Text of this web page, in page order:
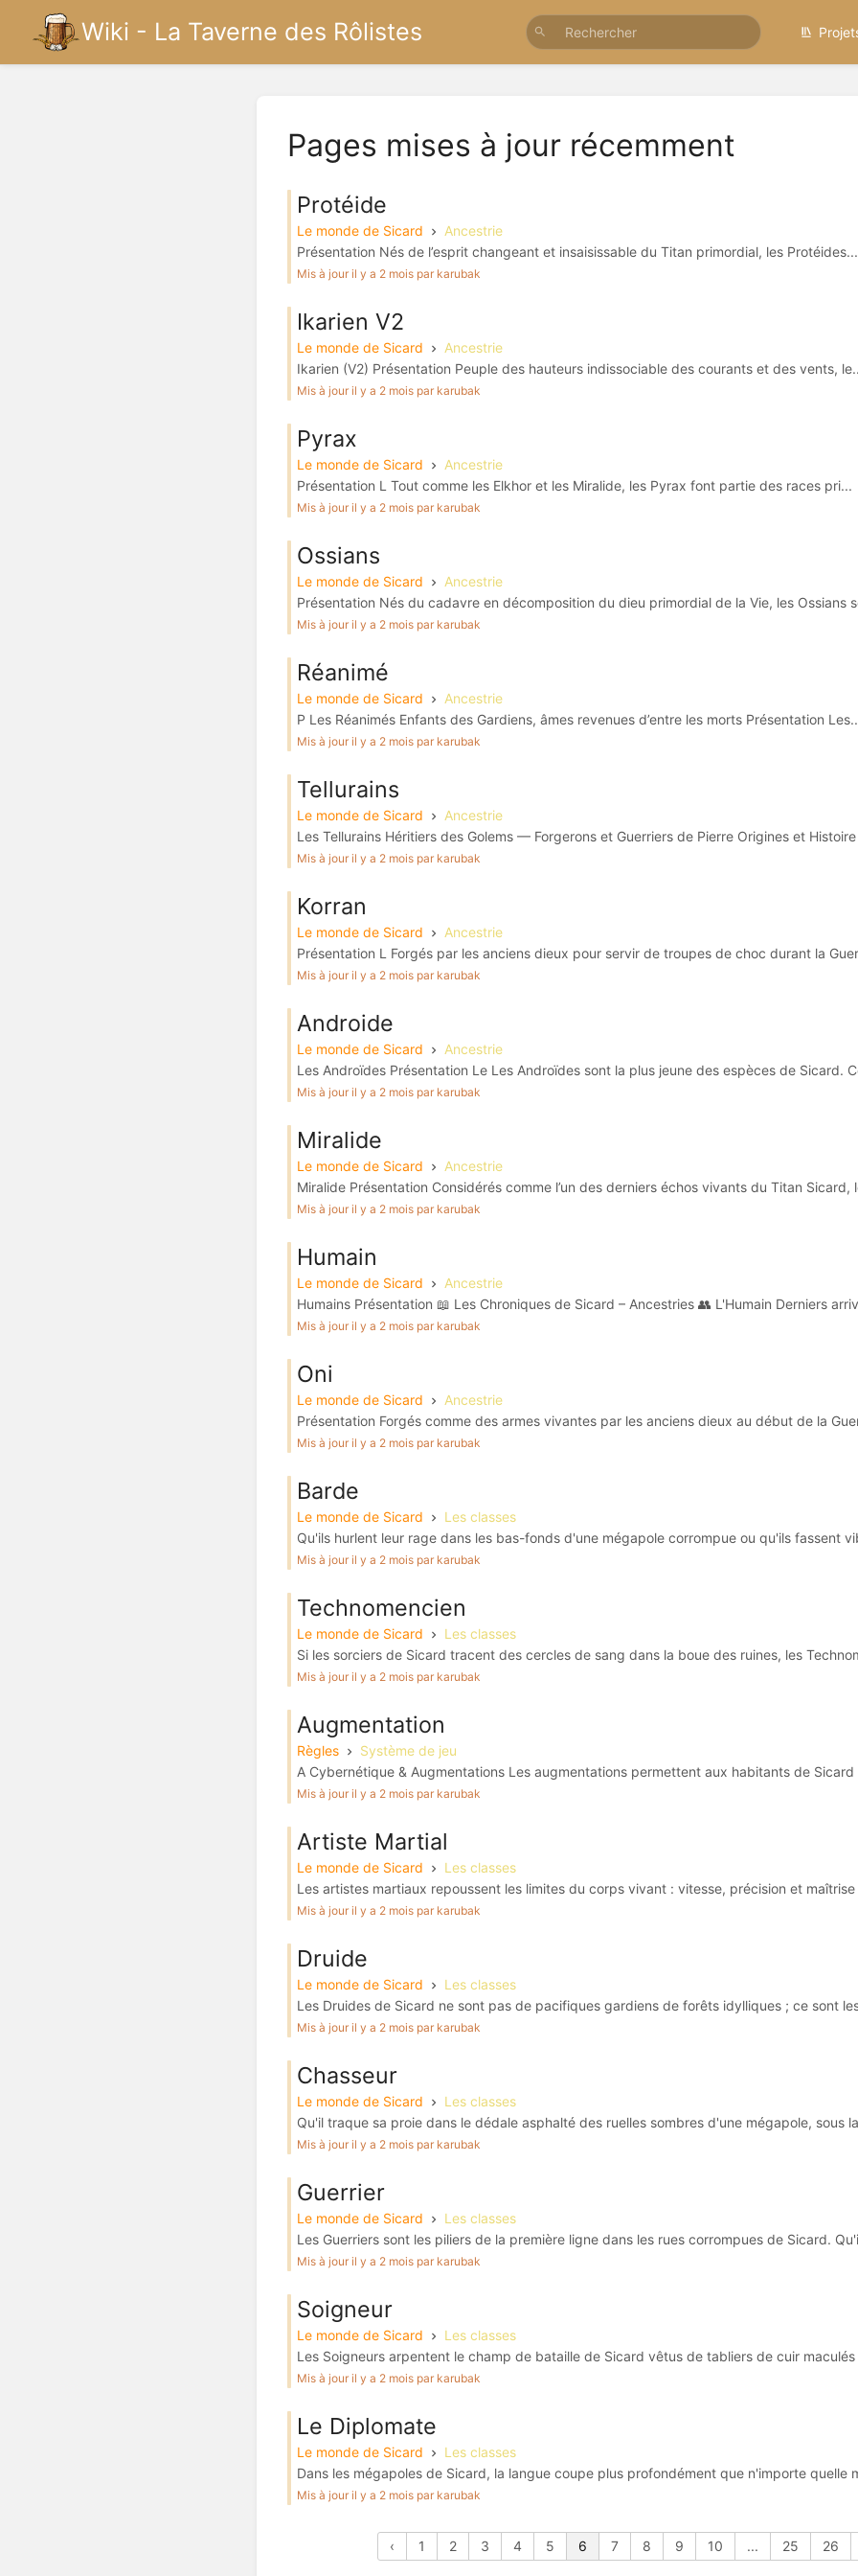
Wiki - La Taverne des Rôlistes
Pages mises à jour récemment
Protéide
Le monde de Sicard
Ancestrie
Présentation Nés de l’esprit changeant et insaisissable du Titan primordial, les Protéides...
Mis à jour il y a 2 mois par karubak
Ikarien V2
Le monde de Sicard
Ancestrie
Ikarien (V2) Présentation Peuple des hauteurs indissociable des courants et des vents,
Mis à jour il y a 2 mois par karubak
Pyrax
Le monde de Sicard
Ancestrie
Présentation L Tout comme les Elkhor et les Miralide, les Pyrax font partie des races pri...
Mis à jour il y a 2 mois par karubak
Ossians
Le monde de Sicard
Ancestrie
Présentation Nés du cadavre en décomposition du dieu primordial de la Vie, les Ossians
Mis à jour il y a 2 mois par karubak
Réanimé
Le monde de Sicard
Ancestrie
P Les Réanimés Enfants des Gardiens, âmes revenues d’entre les morts Présentation
Mis à jour il y a 2 mois par karubak
Tellurains
Le monde de Sicard
Ancestrie
Les Tellurains Héritiers des Golems — Forgerons et Guerriers de Pierre Origines et Histoire
Mis à jour il y a 2 mois par karubak
Korran
Le monde de Sicard
Ancestrie
Présentation L Forgés par les anciens dieux pour servir de troupes de choc durant la
Mis à jour il y a 2 mois par karubak
Androide
Le monde de Sicard
Ancestrie
Les Androïdes Présentation Le Les Androïdes sont la plus jeune des espèces de Sicard.
Mis à jour il y a 2 mois par karubak
Miralide
Le monde de Sicard
Ancestrie
Miralide Présentation Considérés comme l’un des derniers échos vivants du Titan Sicard,
Mis à jour il y a 2 mois par karubak
Humain
Le monde de Sicard
Ancestrie
Humains Présentation 📖 Les Chroniques de Sicard – Ancestries 👥 L'Humain Derniers
Mis à jour il y a 2 mois par karubak
Oni
Le monde de Sicard
Ancestrie
Présentation Forgés comme des armes vivantes par les anciens dieux au début de la
Mis à jour il y a 2 mois par karubak
Barde
Le monde de Sicard
Les classes
Qu'ils hurlent leur rage dans les bas-fonds d'une mégapole corrompue ou qu'ils fassent
Mis à jour il y a 2 mois par karubak
Technomencien
Le monde de Sicard
Les classes
Si les sorciers de Sicard tracent des cercles de sang dans la boue des ruines, les
Mis à jour il y a 2 mois par karubak
Augmentation
Règles
Système de jeu
A Cybernétique & Augmentations Les augmentations permettent aux habitants de Sicard
Mis à jour il y a 2 mois par karubak
Artiste Martial
Le monde de Sicard
Les classes
Les artistes martiaux repoussent les limites du corps vivant : vitesse, précision et maîtrise
Mis à jour il y a 2 mois par karubak
Druide
Le monde de Sicard
Les classes
Les Druides de Sicard ne sont pas de pacifiques gardiens de forêts idylliques ; ce sont
Mis à jour il y a 2 mois par karubak
Chasseur
Le monde de Sicard
Les classes
Qu'il traque sa proie dans le dédale asphalté des ruelles sombres d'une mégapole, sous
Mis à jour il y a 2 mois par karubak
Guerrier
Le monde de Sicard
Les classes
Les Guerriers sont les piliers de la première ligne dans les rues corrompues de Sicard.
Mis à jour il y a 2 mois par karubak
Soigneur
Le monde de Sicard
Les classes
Les Soigneurs arpentent le champ de bataille de Sicard vêtus de tabliers de cuir
Mis à jour il y a 2 mois par karubak
Le Diplomate
Le monde de Sicard
Les classes
Dans les mégapoles de Sicard, la langue coupe plus profondément que n'importe quelle
Mis à jour il y a 2 mois par karubak
‹ 1 2 3 4 5 6 7 8 9 10 ... 25 26